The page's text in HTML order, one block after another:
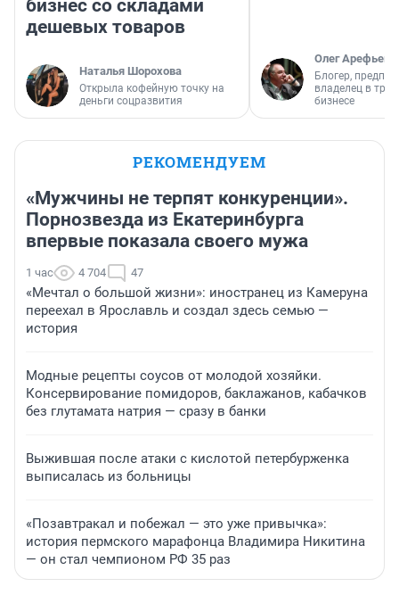
бизнес со складами
дешевых товаров
Наталья Шорохова
Открыла кофейную точку на
деньги соцразвития
Олег Арефьев
Блогер,
владелец в
бизнесе
РЕКОМЕНДУЕМ
«Мужчины не терпят конкуренции».
Порнозвезда из Екатеринбурга
впервые показала своего мужа
1 час 4 704 47
«Мечтал о большой жизни»: иностранец из Камеруна
переехал в Ярославль и создал здесь семью —
история
Модные рецепты соусов от молодой хозяйки.
Консервирование помидоров, баклажанов, кабачков
без глутамата натрия — сразу в банки
Выжившая после атаки с кислотой петербурженка
выписалась из больницы
«Позавтракал и побежал — это уже привычка»:
история пермского марафонца Владимира Никитина
— он стал чемпионом РФ 35 раз